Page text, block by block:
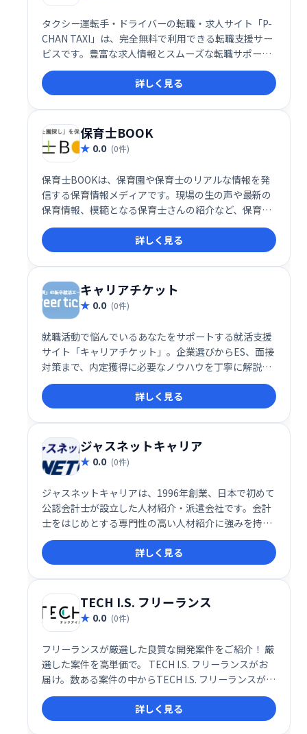
タクシー運転手・ドライバーの転職・求人サイト「P-
CHAN TAXI」は、完全無料で利用できる転職支援サー
ビスです。豊富な求人情報とスムーズな転職サポート
で、あなたにぴったりの仕事探しを支援します。
詳しく見る
保育士BOOK
0.0 (0件)
保育士BOOKは、保育園や保育士のリアルな情報を発
信する保育情報メディアです。現場の生の声や最新の
保育情報、模範となる保育士さんの紹介など、保育に
関わる皆さまをサポートします。保育園選びや保育の
質向上に役立つ情報を提供し、より良い保育環境づく
りに貢献します。
詳しく見る
キャリアチケット
0.0 (0件)
就職活動で悩んでいるあなたをサポートする就活支援
サイト「キャリアチケット」。企業選びからES、面接
対策まで、内定獲得に必要なノウハウを丁寧に解説し
ます。「企業選びが難しい」「面接で落ち続ける」な
ど、就活の疑問を解決し、自信を持って就職活動を進
められるようお手伝いします。
詳しく見る
ジャスネットキャリア
0.0 (0件)
ジャスネットキャリアは、1996年創業、日本で初めて
公認会計士が設立した人材紹介・派遣会社です。会計
士をはじめとする専門性の高い人材紹介に強みを持
ち、質の高いサービスを提供しています。長年の実績
と専門知識に基づいたきめ細やかなサポートで、求職
者と企業の最適なマッチングを実現します。
詳しく見る
TECH I.S. フリーランス
0.0 (0件)
フリーランスが厳選した良質な開発案件をご紹介！ 厳
選した案件を高単価で。 TECH I.S. フリーランスがお
届け。数ある案件の中からTECH I.S. フリーランスが厳
選した良質な開発案件をご紹介！
詳しく見る